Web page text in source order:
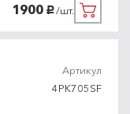
1900 руб./шт.
Артикул
4PK705SF